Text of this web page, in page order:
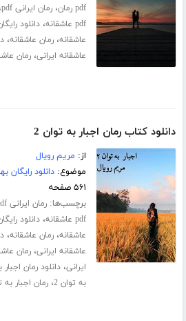
pdf رمان
،رمان ایرانی pdf
pdf عاشقانه ،دانلود
عاشقانه،رمان عاشقانه،
عاشقانه ایرانی،رمان
دانلود کتاب رمان اجبار به توان 2
از: مریم رویال
موضوع:دانلود رایگان
۵۶۱ صفحه
برچسب‌ها:رمان ایرانی pdf
pdf عاشقانه ،دانلود
عاشقانه،رمان عاشقانه،
عاشقانه ایرانی،رمان
ایرانی،دانلود رمان اجبار به توان
به توان 2 ،رمان اجبار به